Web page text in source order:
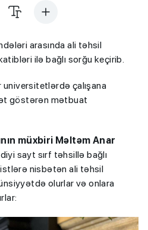
arasında ali təhsil
ilə bağlı sorğu keçirib.
çalışana
göstərən mətbuat
müxbiri Məltəm Anar
sayt sırf təhsillə bağlı
nisbətən ali təhsil
olurlar və onlara